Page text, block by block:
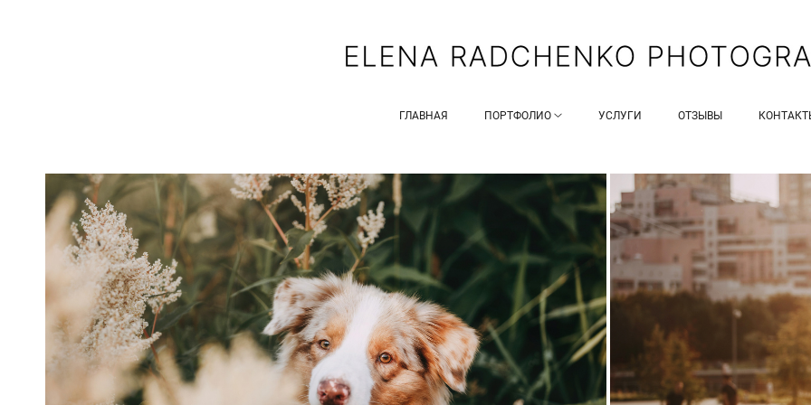
ГЛАВНАЯ ПОРТФОЛИО УСЛУГИ ОТЗЫВЫ